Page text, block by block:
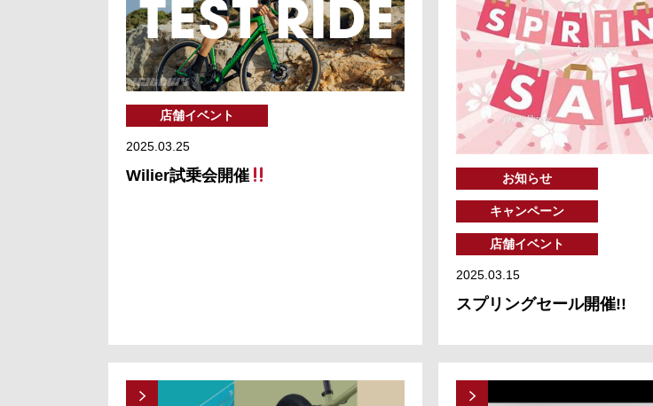
店舗イベント
2025.03.25
Wilier試乗会開催 お知らせ
キャンペーン
店舗イベント
2025.03.15
スプリングセール開催!!